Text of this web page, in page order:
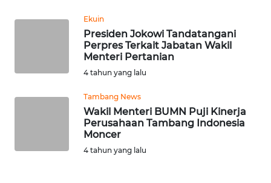
Ekuin
Presiden Jokowi Tandatangani
Perpres Terkait Jabatan Wakil
Menteri Pertanian
4 tahun yang lalu
Tambang News
Wakil Menteri BUMN Puji Kinerja
Perusahaan Tambang Indonesia
Moncer
4 tahun yang lalu
WN
JAKARTA
WN